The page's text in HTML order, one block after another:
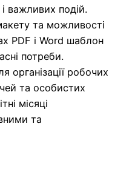
важливих подій.
та можливості
PDF і Word шаблон
потреби.
організації робочих
та особистих
місяці
та